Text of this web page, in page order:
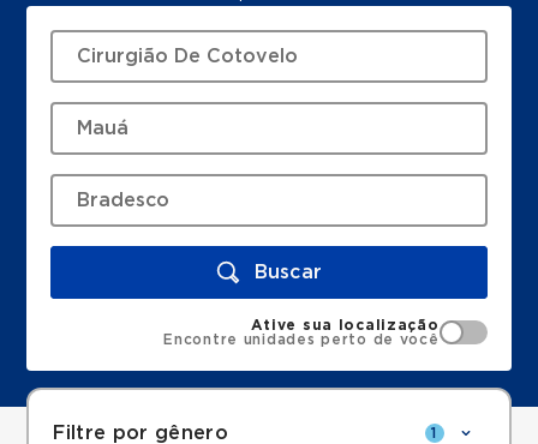
Buscar
Ative sua localização
Encontre unidades perto de você
Filtre por gênero 1